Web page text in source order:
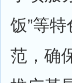
饭”等
范，确